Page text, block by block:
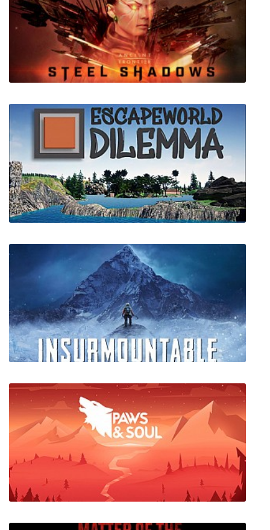
Pacer
Ancient Frontier Steel Shadows
Escapeworld Dilemma
Insurmountable